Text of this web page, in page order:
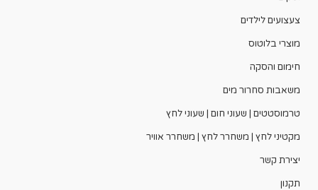
צעצועים לילדים
מוצרי בלוטוס
חימום והסקה
משאבות סחרור מים
טרמוסטטים | שעוני חום | שעוני לחץ
מקטיני לחץ | משחרר לחץ | משחרר אוויר
יצירת קשר
תקנון